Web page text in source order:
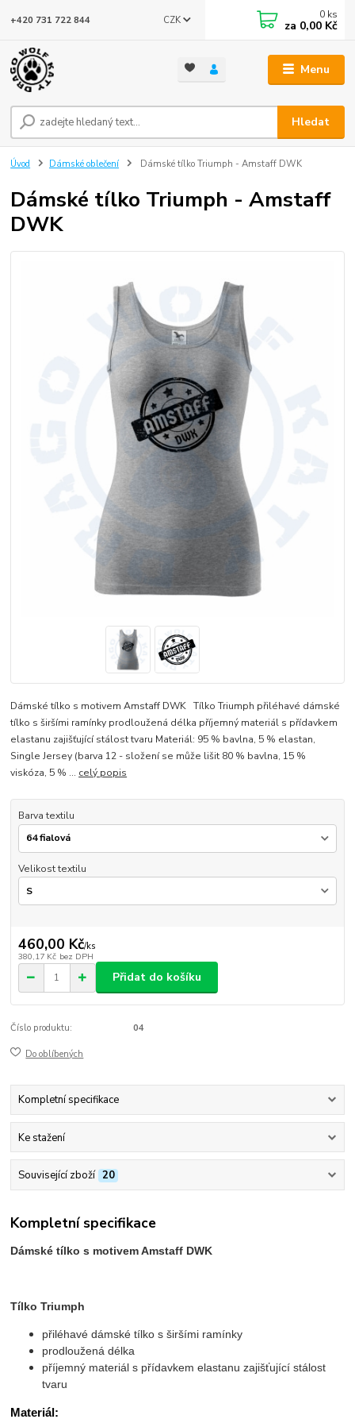
Menu
CZK
Hledat
+420 731 722 844 0 ks
za 0,00 Kč
Úvod Dámské oblečení Dámské tílko Triumph - Amstaff DWK
Dámské tílko Triumph - Amstaff
DWK
Dámské tílko s motivem Amstaff DWK Tílko Triumph přiléhavé dámské
tílko s širšími ramínky prodloužená délka příjemný materiál s přídavkem
elastanu zajišťující stálost tvaru Materiál: 95 % bavlna, 5 % elastan,
Single Jersey (barva 12 - složení se může lišit 80 % bavlna, 15 %
viskóza, 5 % ... celý popis
Barva textilu
Velikost textilu
460,00 Kč/ks
380,17 Kč bez DPH
Přidat do košíku
Číslo produktu: 04
Do oblíbených
Kompletní specifikace
Ke stažení
Související zboží 20
Kompletní specifikace
Dámské tílko s motivem Amstaff DWK
Tílko Triumph
přiléhavé dámské tílko s širšími ramínky
prodloužená délka
příjemný materiál s přídavkem elastanu zajišťující stálost
tvaru
Materiál: